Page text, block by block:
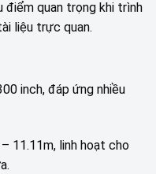
quan trọng khi trình
liệu trực quan.
inch, đáp ứng nhiều
11.11m, linh hoạt cho